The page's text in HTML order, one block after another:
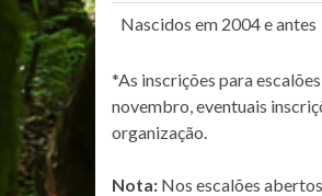
Nascidos em 2004 e antes
*As inscrições para
novembro, eventuais
organização.
Nota: Nos escalões